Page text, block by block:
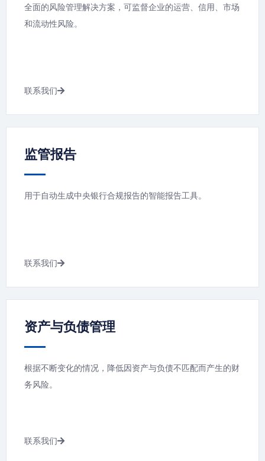
全面的风险管理解决方案，可监督企业的运营、信用、市场
和流动性风险。
联系我们
监管报告
用于自动生成中央银行合规报告的智能报告工具。
联系我们
资产与负债管理
根据不断变化的情况，降低因资产与负债不匹配而产生的财
务风险。
联系我们